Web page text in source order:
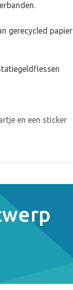
gerecycled papier
en een sticker